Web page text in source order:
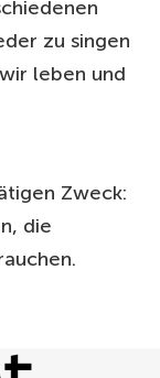
zu singen
leben und
Zweck:
die